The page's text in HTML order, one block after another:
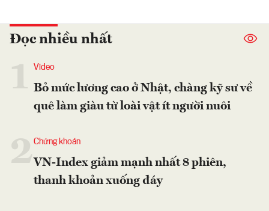
Đọc nhiều nhất
Video
Bỏ mức lương cao ở Nhật, chàng kỹ sư về
quê làm giàu từ loài vật ít người nuôi
2Chứng khoán
VN-Index giảm mạnh nhất 8 phiên,
thanh khoản xuống đáy